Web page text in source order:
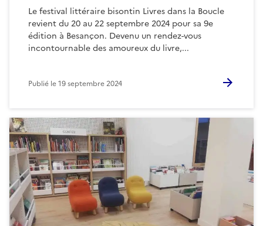
Le festival littéraire bisontin Livres dans la Boucle
revient du 20 au 22 septembre 2024 pour sa 9e
édition à Besançon. Devenu un rendez-vous
incontournable des amoureux du livre,...
Publié le19 septembre 2024